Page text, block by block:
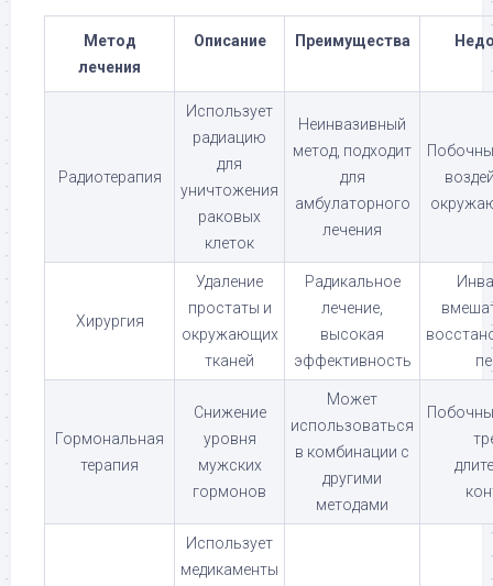
Метод
лечения
Описание Преимущества
Радиотерапия
Использует
радиацию
для
уничтожения
раковых
клеток
Неинвазивный
метод, подходит
для
амбулаторного
лечения
Хирургия
Удаление
простаты и
окружающих
тканей
Радикальное
лечение,
высокая
эффективность
Гормональная
терапия
Снижение
уровня
мужских
гормонов
Может
использоваться
в комбинации с
другими
методами
Использует
медикаменты